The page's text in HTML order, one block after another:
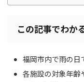
この記事でわか
福岡市内で雨の日
各施設の対象年齢